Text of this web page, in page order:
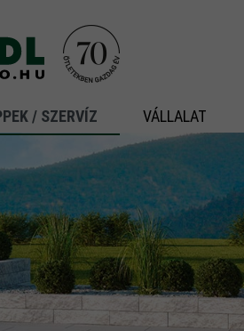
/ SZERVÍZ VÁLLALAT